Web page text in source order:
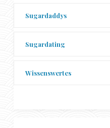
Sugardaddys
Sugardating
Wissenswertes